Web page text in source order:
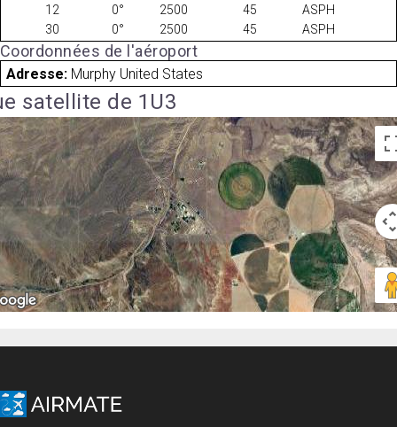
12 0° 2500 45
ASPH
30
0° 2500 45 ASPH
Coordonnées de l'aéroport
Adresse: Murphy United States
satellite de 1U3